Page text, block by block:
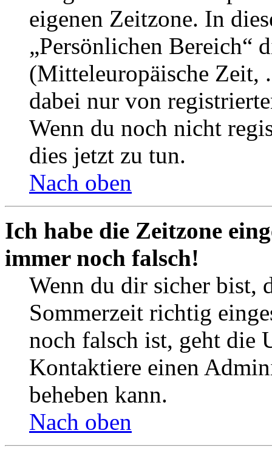
eigenen Zeitzone. In
„Persönlichen Bereich“
(Mitteleuropäische Zeit,
dabei nur von
Wenn du noch nicht
dies jetzt zu tun.
Nach oben
Ich habe die Zeitzone
immer noch falsch!
Wenn du dir sicher bist,
Sommerzeit richtig
noch falsch ist, geht die
Kontaktiere einen
beheben kann.
Nach oben